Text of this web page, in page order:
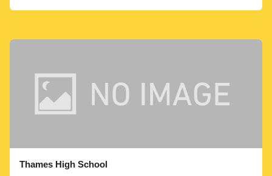
Thames High School